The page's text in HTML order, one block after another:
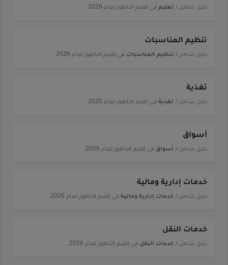
دليل شامل لـ تعليم في إقليم الناظور لعام 2026.
تنظيم المناسبات
دليل شامل لـ تنظيم المناسبات في إقليم الناظور لعام 2026.
تغذية
دليل شامل لـ تغذية في إقليم الناظور لعام 2026.
أسواق
دليل شامل لـ أسواق في إقليم الناظور لعام 2026.
خدمات إدارية ومالية
دليل شامل لـ خدمات إدارية ومالية في إقليم الناظور لعام 2026.
خدمات النقل
دليل شامل لـ خدمات النقل في إقليم الناظور لعام 2026.